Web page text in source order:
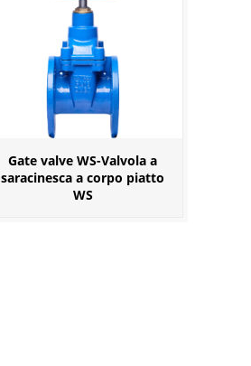
Gate valve WS-Valvola a
saracinesca a corpo piatto
WS